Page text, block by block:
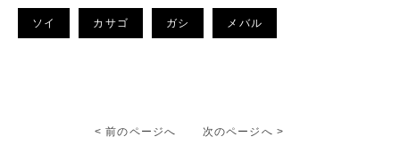
ソイ カサゴ ガシ メバル
< 前のページへ 次のページへ >